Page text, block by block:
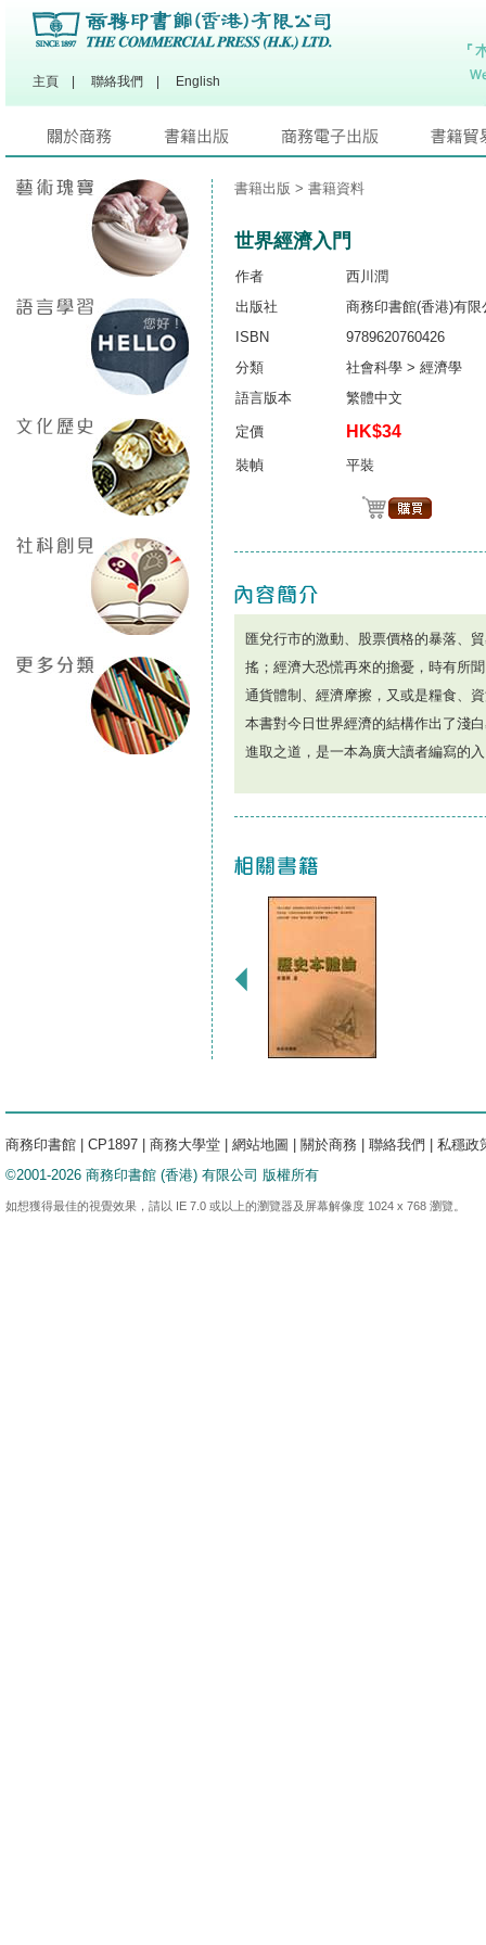
主頁 聯絡我們 English
書籍出版 > 書籍資料
世界經濟入門
作者
西川潤
出版社
商務印書館(香港)有限
ISBN
9789620760426
分類
社會科學 > 經濟學
語言版本
繁體中文
定價 HK$34
裝幀 平裝
匯兌行市的激動、股票價格的暴落、
搖；經濟大恐慌再來的擔憂，時有所
通貨體制、經濟摩擦，又或是糧食、
本書對今日世界經濟的結構作出了淺
進取之道，是一本為廣大讀者編寫的
商務印書館 CP1897 商務大學堂 網站地圖 關於商務 聯絡我們
私穩政
©2001-2026 商務印書館 (香港) 有限公司 版權所有
如想獲得最佳的視覺效果，請以 IE 7.0 或以上的瀏覽器及屏幕解像度 1024 x 768 瀏覽。